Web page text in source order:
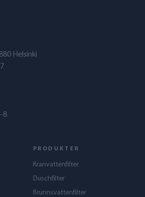
Helsinki
8
PRODUKTER
Kranvattenfilter
Duschfilter
Brunnsvattenfilter